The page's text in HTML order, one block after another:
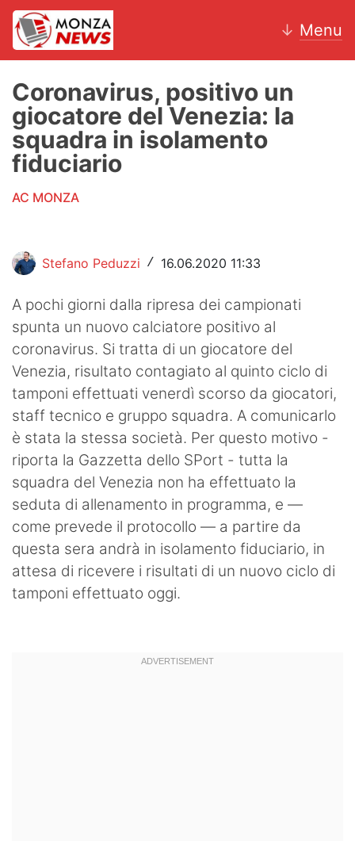
↓ Menu
News
AC Monza
Calcio
Volley
Hockey
Altri sport
Hockey
Pallanuoto
Pallamano
Altre
News
Turismo
Eventi
Coronavirus, positivo un
giocatore del Venezia: la
squadra in isolamento
fiduciario
AC MONZA
Stefano Peduzzi / 16.06.2020 11:33
A pochi giorni dalla ripresa dei campionati
spunta un nuovo calciatore positivo al
coronavirus. Si tratta di un giocatore del
Venezia, risultato contagiato al quinto ciclo di
tamponi effettuati venerdì scorso da giocatori,
staff tecnico e gruppo squadra. A comunicarlo
è stata la stessa società. Per questo motivo -
riporta la Gazzetta dello SPort - tutta la
squadra del Venezia non ha effettuato la
seduta di allenamento in programma, e —
come prevede il protocollo — a partire da
questa sera andrà in isolamento fiduciario, in
attesa di ricevere i risultati di un nuovo ciclo di
tamponi effettuato oggi.